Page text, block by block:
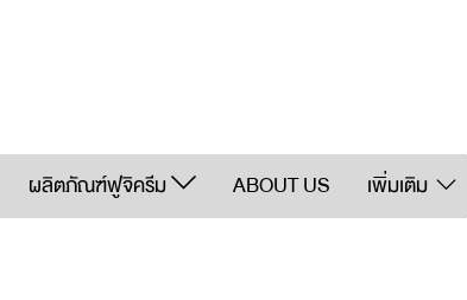
ผลิตภัณฑ์ฟูจิครีม ABOUT US เพิ่มเติม